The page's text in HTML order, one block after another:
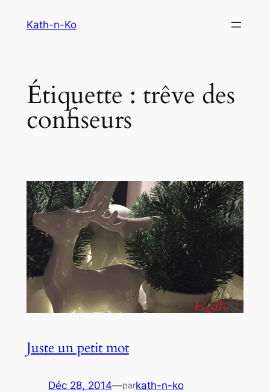
Kath-n-Ko
Étiquette : trêve des
confiseurs
Juste un petit mot
Déc 28, 2014—parkath-n-ko